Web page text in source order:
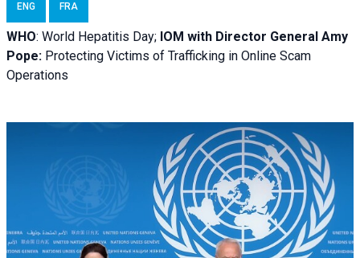
ENG FRA
WHO: World Hepatitis Day; IOM with Director General Amy
Pope: Protecting Victims of Trafficking in Online Scam
Operations